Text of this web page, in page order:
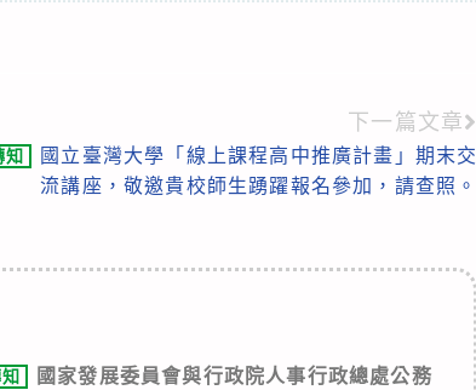
下一篇文章
知
國立臺灣大學「線上課程高中推廣計畫」期末交
流講座，敬邀貴校師生踴躍報名參加，請查照。
國家發展委員會與行政院人事行政總處公務